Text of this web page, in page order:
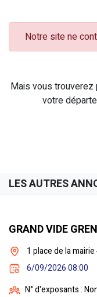
Notre site ne
Mais vous trouverez
votre
LES AUTRES
GRAND VIDE
1 place de la
6/09/2026 08:00
N° d'exposants :